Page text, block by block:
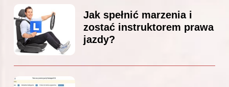
Jak spełnić marzenia i
zostać instruktorem prawa
jazdy?